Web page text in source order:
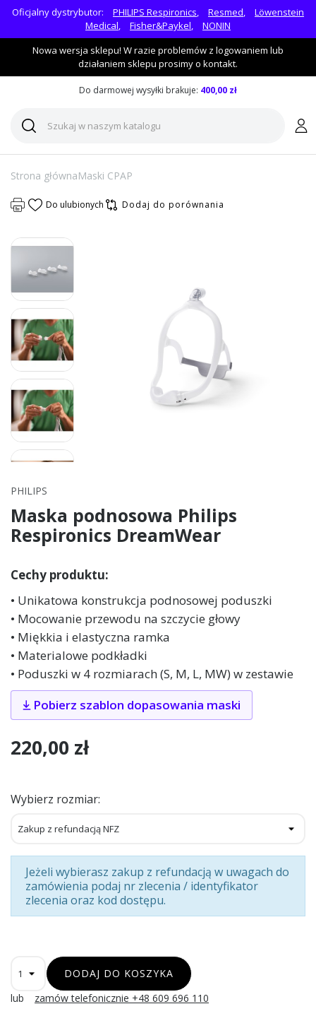
Oficjalny dystrybutor: PHILIPS Respironics, Resmed,
Löwenstein
Medical, Fisher&Paykel,
NONIN
Nowa wersja sklepu! W razie problemów z logowaniem lub
działaniem sklepu prosimy o kontakt.
Do darmowej wysyłki brakuje: 400,00 zł
Strona głównaMaski CPAP
Do ulubionych Dodaj do porównania
PHILIPS
Maska podnosowa Philips
Respironics DreamWear
Cechy produktu:
• Unikatowa konstrukcja podnosowej poduszki
• Mocowanie przewodu na szczycie głowy
• Miękkia i elastyczna ramka
• Materialowe podkładki
• Poduszki w 4 rozmiarach (S, M, L, MW) w zestawie
Pobierz szablon dopasowania maski
220,00 zł
Wybierz rozmiar:
Jeżeli wybierasz zakup z refundacją w uwagach do
zamówienia podaj nr zlecenia / identyfikator
zlecenia oraz kod dostępu.
DODAJ DO KOSZYKA
lub
zamów telefonicznie +48 609 696 110